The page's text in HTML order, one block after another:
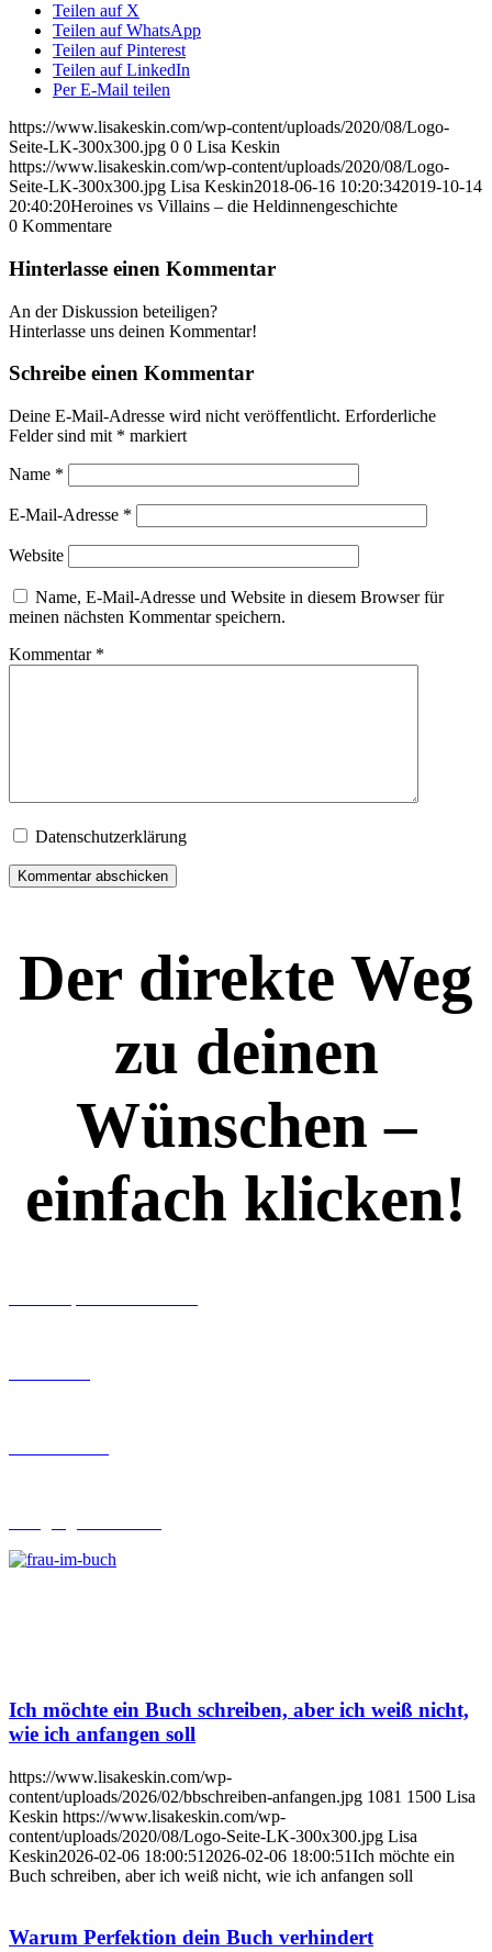
Teilen auf X
Teilen auf WhatsApp
Teilen auf Pinterest
Teilen auf LinkedIn
Per E-Mail teilen
https://www.lisakeskin.com/wp-content/uploads/2020/08/Logo-
Seite-LK-300x300.jpg 0 0 Lisa Keskin
https://www.lisakeskin.com/wp-content/uploads/2020/08/Logo-
Seite-LK-300x300.jpg Lisa Keskin2018-06-16 10:20:342019-10-14
20:40:20Heroines vs Villains – die Heldinnengeschichte
0 Kommentare
Hinterlasse einen Kommentar
An der Diskussion beteiligen?
Hinterlasse uns deinen Kommentar!
Schreibe einen Kommentar
Deine E-Mail-Adresse wird nicht veröffentlicht. Erforderliche
Felder sind mit * markiert
Name *
E-Mail-Adresse *
Website
Name, E-Mail-Adresse und Website in diesem Browser für
meinen nächsten Kommentar speichern.
Kommentar *
Datenschutzerklärung
Der direkte Weg
zu deinen
Wünschen –
einfach klicken!
Ich möchte ein Buch schreiben, aber ich weiß nicht,
wie ich anfangen soll
https://www.lisakeskin.com/wp-
content/uploads/2026/02/bbschreiben-anfangen.jpg 1081 1500 Lisa
Keskin https://www.lisakeskin.com/wp-
content/uploads/2020/08/Logo-Seite-LK-300x300.jpg Lisa
Keskin2026-02-06 18:00:51 2026-02-06 18:00:51Ich möchte ein
Buch schreiben, aber ich weiß nicht, wie ich anfangen soll
Warum Perfektion dein Buch verhindert